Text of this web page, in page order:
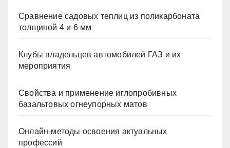
Сравнение садовых теплиц из поликарбоната
толщиной 4 и 6 мм
Клубы владельцев автомобилей ГАЗ и их
мероприятия
Свойства и применение иглопробивных
базальтовых огнеупорных матов
Онлайн-методы освоения актуальных
профессий